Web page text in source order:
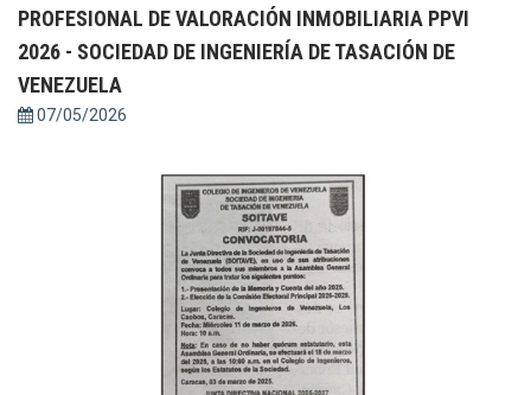
PROFESIONAL DE VALORACIÓN INMOBILIARIA PPVI
2026 - SOCIEDAD DE INGENIERÍA DE TASACIÓN DE
VENEZUELA
07/05/2026